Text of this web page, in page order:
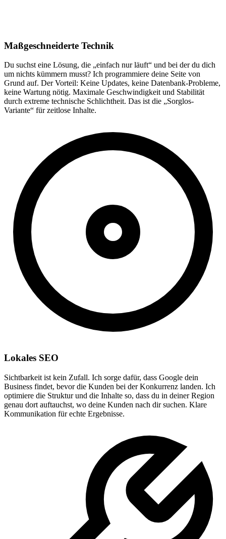
Maßgeschneiderte Technik
Du suchst eine Lösung, die „einfach nur läuft“ und bei der du dich
um nichts kümmern musst? Ich programmiere deine Seite von
Grund auf. Der Vorteil: Keine Updates, keine Datenbank-Probleme,
keine Wartung nötig. Maximale Geschwindigkeit und Stabilität
durch extreme technische Schlichtheit. Das ist die „Sorglos-
Variante“ für zeitlose Inhalte.
Lokales SEO
Sichtbarkeit ist kein Zufall. Ich sorge dafür, dass Google dein
Business findet, bevor die Kunden bei der Konkurrenz landen. Ich
optimiere die Struktur und die Inhalte so, dass du in deiner Region
genau dort auftauchst, wo deine Kunden nach dir suchen. Klare
Kommunikation für echte Ergebnisse.